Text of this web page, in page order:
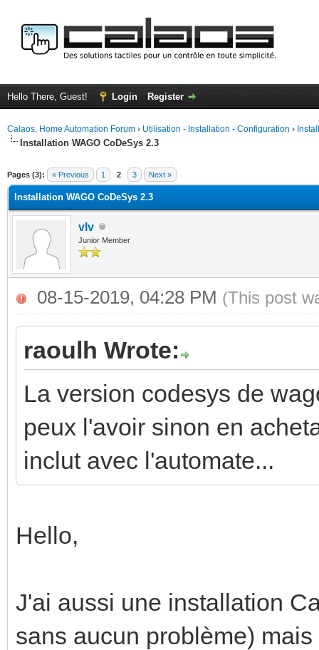
Hello There, Guest! Login Register
Calaos, Home Automation Forum › Utilisation - Installation - Configuration ›
Installation WAGO CoDeSys 2.3
Pages (3): « Previous 1 2 3 Next »
Installation WAGO CoDeSys 2.3
vlv
Junior Member
08-15-2019, 04:28 PM (This post
raoulh Wrote:
La version codesys de
peux l'avoir sinon en
inclut avec l'automate...
Hello,
J'ai aussi une installation
sans aucun problème)